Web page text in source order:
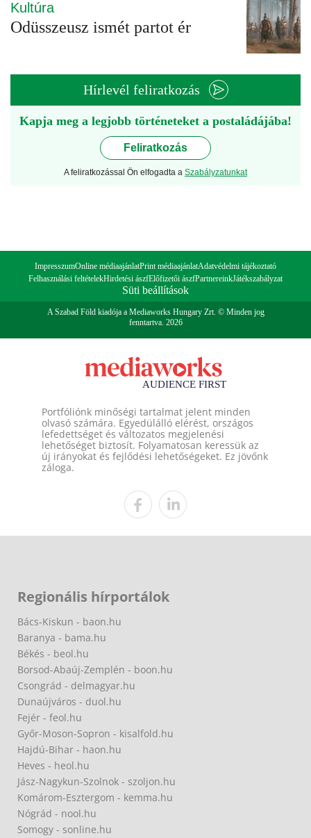
Kultúra
Odüsszeusz ismét partot ér
Hírlevél feliratkozás
Kapja meg a legjobb történeteket a postaládájába!
Feliratkozás
A feliratkozással Ön elfogadta a Szabályzatunkat
ImpresszumOnline médiaajánlatPrint médiaajánlatAdatvédelmi tájékoztató
Felhasználási feltételekHirdetési ászfElőfizetői ászfPartnereinkJátékszabályzat
Süti beállítások
A Szabad Föld kiadója a Mediaworks Hungary Zrt. © Minden jog
fenntartva. 2026
Portfóliónk minőségi tartalmat jelent minden
olvasó számára. Egyedülálló elérést, országos
lefedettséget és változatos megjelenési
lehetőséget biztosít. Folyamatosan keressük az
új irányokat és fejlődési lehetőségeket. Ez jövőnk
záloga.
Regionális hírportálok
Bács-Kiskun - baon.hu
Baranya - bama.hu
Békés - beol.hu
Borsod-Abaúj-Zemplén - boon.hu
Csongrád - delmagyar.hu
Dunaújváros - duol.hu
Fejér - feol.hu
Győr-Moson-Sopron - kisalfold.hu
Hajdú-Bihar - haon.hu
Heves - heol.hu
Jász-Nagykun-Szolnok - szoljon.hu
Komárom-Esztergom - kemma.hu
Nógrád - nool.hu
Somogy - sonline.hu